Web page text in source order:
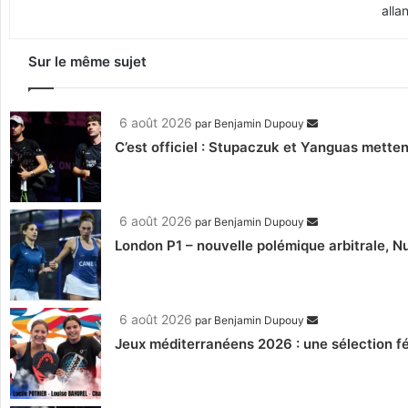
Sur le même sujet
6 août 2026 par Benjamin Dupouy
C’est officiel : Stupaczuk et Yanguas
6 août 2026 par Benjamin Dupouy
London P1 – nouvelle polémique arbitrale,
6 août 2026 par Benjamin Dupouy
Jeux méditerranéens 2026 : une sélection